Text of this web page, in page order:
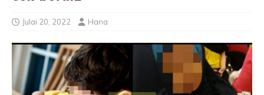
Julai 20, 2022 Hana